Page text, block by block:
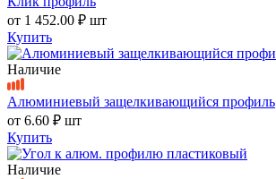
от 1 452.00 ₽ шт
Купить
Наличие
Алюминиевый защелкивающийся профиль
от 6.60 ₽ шт
Купить
Наличие